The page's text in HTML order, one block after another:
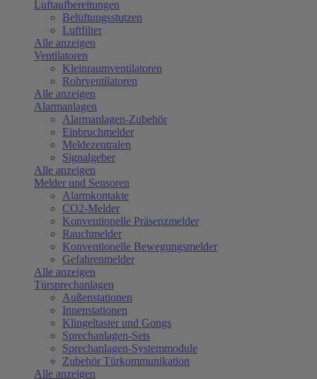
Luftaufbereitungen
Belüftungsstutzen
Luftfilter
Alle anzeigen
Ventilatoren
Kleinraumventilatoren
Rohrventilatoren
Alle anzeigen
Alarmanlagen
Alarmanlagen-Zubehör
Einbruchmelder
Meldezentralen
Signalgeber
Alle anzeigen
Melder und Sensoren
Alarmkontakte
CO2-Melder
Konventionelle Präsenzmelder
Rauchmelder
Konventionelle Bewegungsmelder
Gefahrenmelder
Alle anzeigen
Türsprechanlagen
Außenstationen
Innenstationen
Klingeltaster und Gongs
Sprechanlagen-Sets
Sprechanlagen-Systemmodule
Zubehör Türkommunikation
Alle anzeigen